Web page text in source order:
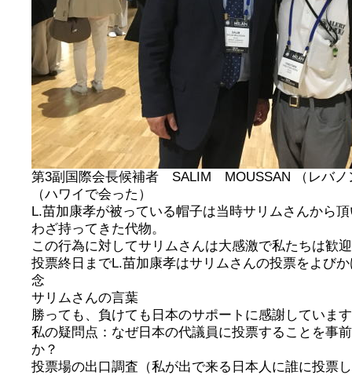
第3副国際会長候補者 SALIM MOUSSAN （レバノ
（ハワイで会った）
L.苗加康孝が被っている帽子は当時サリムさんから
わざ持ってきた代物。
この行為に対してサリムさんは大感激で私たちは歓
投票終日までL.苗加康孝はサリムさんの投票をよび
念
サリムさんの言葉
勝っても、負けても日本のサポートに感謝していま
私の疑問点：なぜ日本の代議員に投票することを事
か？
投票場の出口調査（私が出で来る日本人に誰に投票